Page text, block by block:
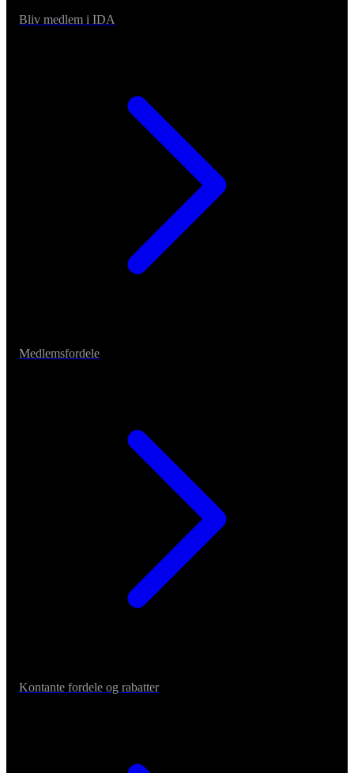
Bliv medlem i IDA
Medlemsfordele
Kontante fordele og rabatter